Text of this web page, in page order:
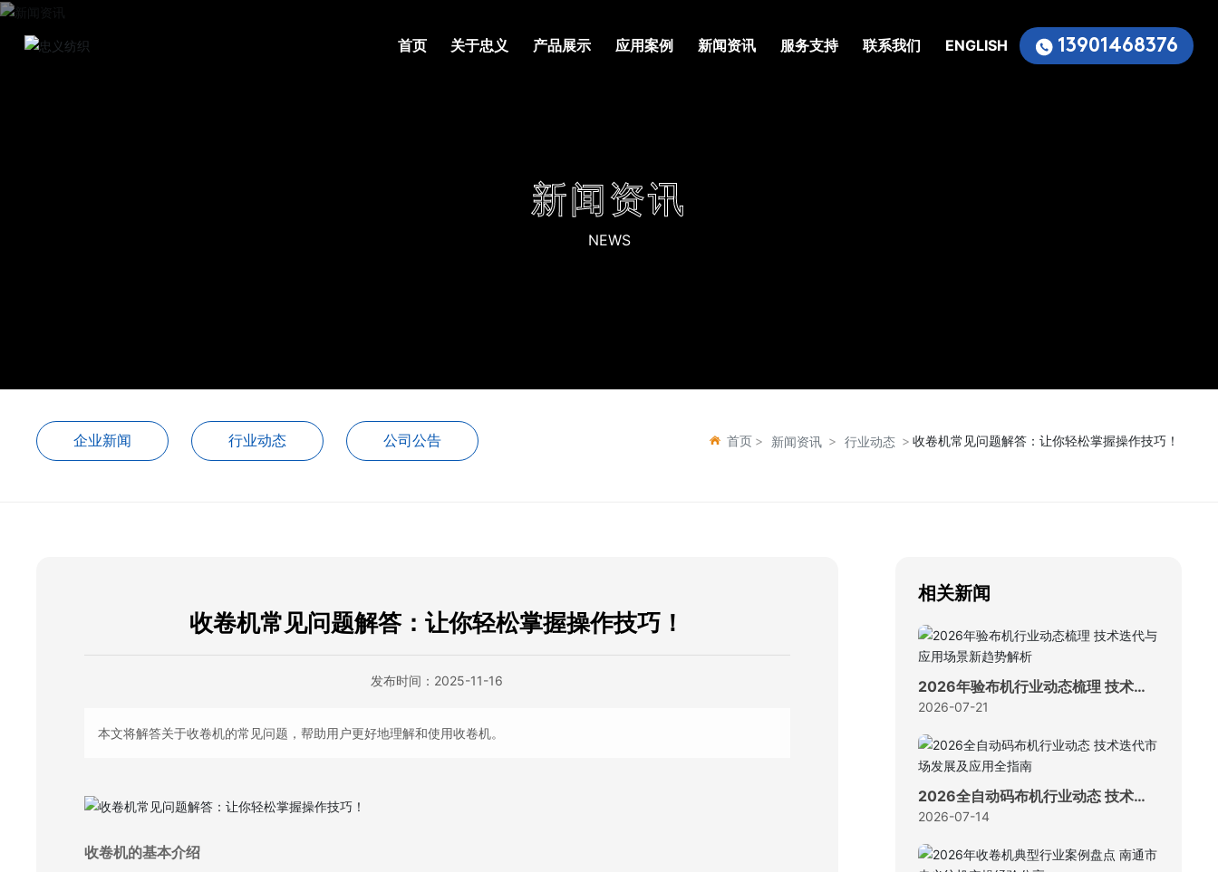
首页 关于忠义 产品展示 应用案例 新闻资讯 服务支持 联系我们 ENGLISH 13901468376
新闻资讯
NEWS
企业新闻 行业动态 公司公告 首页 新闻资讯 行业动态 收卷机常见问题解答：让你轻松掌握操作技巧！
收卷机常见问题解答：让你轻松掌握操作技巧！
发布时间： 2025-11-16
本文将解答关于收卷机的常见问题，帮助用户更好地理解和使用收卷机。
收卷机的基本介绍
相关新闻
2026年验布机行业动态梳理 技术迭
代与应用场景新趋势解析
2026-07-21
2026全自动码布机行业动态 技术迭
代市场发展及应用全指南
2026-07-14